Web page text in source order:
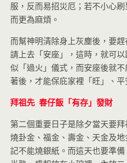
服，反而易招災厄；若不小心
而更為麻煩。
而幫神明清除身上灰塵後，要
請上去「安座」，這時，就可
似「過火」儀式，而安座後就
著後，才能保庇家裡「旺」、平
拜祖先 春仔飯「有存」發財
第二個重要日子是除夕當天要
燒卦金、福金、壽金、天金及
記不能燒銀紙。而這天也要準